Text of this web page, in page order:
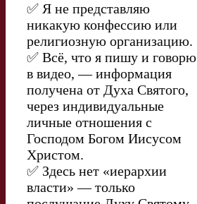
✅ Я не представляю
никакую конфессию или
религиозную организацию.
✅ Всё, что я пишу и говорю
в видео, — информация
получена от Духа Святого,
через индивидуальные
личные отношения с
Господом Богом Иисусом
Христом.
✅ Здесь нет «иерархии
власти» — только